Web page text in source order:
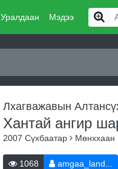
Уралдаан Мэдээ
Лхагважавын
Хантай ангир
2007 Сүхбаатар Мөнххаан
1068 amgaa_land...